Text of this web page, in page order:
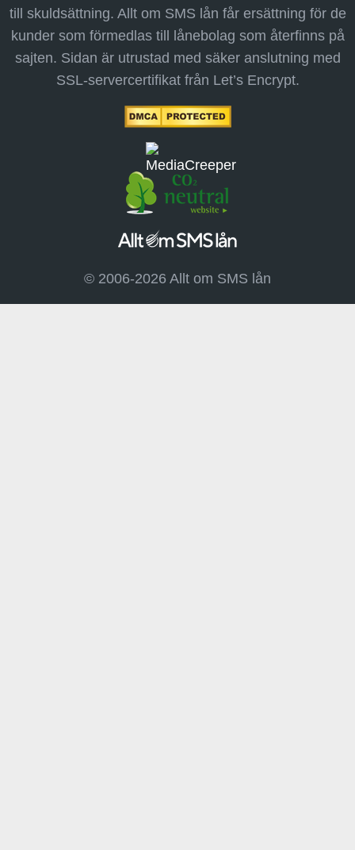
till skuldsättning. Allt om SMS lån får ersättning för de
kunder som förmedlas till lånebolag som återfinns på
sajten. Sidan är utrustad med säker anslutning med
SSL-servercertifikat från Let’s Encrypt.
© 2006-2026 Allt om SMS lån